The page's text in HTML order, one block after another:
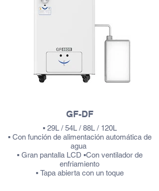
GF-DF
▪ 29L / 54L / 88L / 120L
▪ Con función de alimentación automática de
agua
▪ Gran pantalla LCD ▪Con ventilador de
enfriamiento
▪ Tapa abierta con un toque